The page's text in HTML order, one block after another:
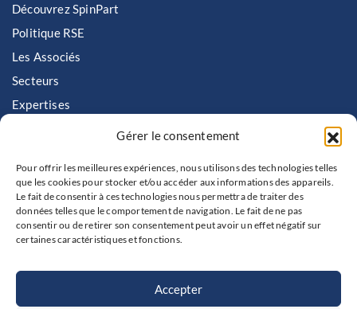
Gérer le consentement
Pour offrir les meilleures expériences, nous utilisons des technologies telles
que les cookies pour stocker et/ou accéder aux informations des appareils.
Le fait de consentir à ces technologies nous permettra de traiter des
données telles que le comportement de navigation. Le fait de ne pas
consentir ou de retirer son consentement peut avoir un effet négatif sur
certaines caractéristiques et fonctions.
Accepter
Découvrez SpinPart
Politique RSE
Les Associés
Secteurs
Expertises
Contact
+ 33 1 75 44 68 90
contact@spinpart.fr
75008 Paris